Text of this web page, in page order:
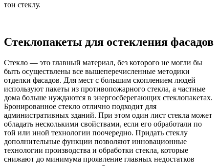
тон стеклу.
Стеклопакеты для остекления фасадов
Стекло — это главный материал, без которого не могли бы
быть осуществлены все вышеперечисленные методики
отделки фасадов. Для мест с большим скоплением людей
используют пакеты из противопожарного стекла, а частные
дома больше нуждаются в энергосберегающих стеклопакетах.
Бронированное стекло отлично подходит для
административных зданий. При этом один лист стекла может
обладать несколькими свойствами, если его обработали по
той или иной технологии поочередно. Придать стеклу
дополнительные функции позволяют инновационные
технологии производства и обработки стекла, которые
снижают до минимума проявление главных недостатков